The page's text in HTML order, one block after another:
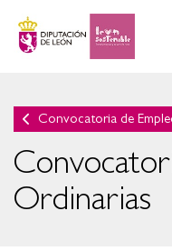
Convocatoria de
Ordinarias